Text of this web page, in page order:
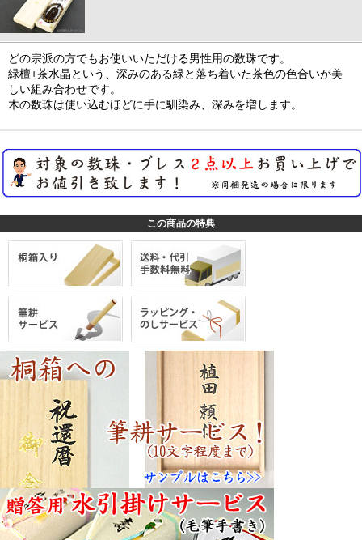
どの宗派の方でもお使いいただける男性用の数珠です。
緑檀+茶水晶という、深みのある緑と落ち着いた茶色の色合いが美
しい組み合わせです。
木の数珠は使い込むほどに手に馴染み、深みを増します。
この商品の特典